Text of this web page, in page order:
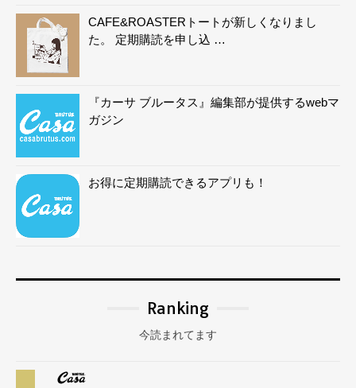
CAFE&ROASTERトートが新しくなりまし
た。 定期購読を申し込 …
『カーサ ブルータス』編集部が提供するwebマ
ガジン
お得に定期購読できるアプリも！
Ranking
今読まれてます